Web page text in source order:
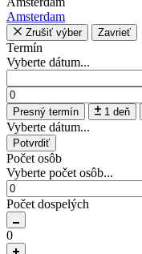
Amsterdam
Zrušiť výber Zavrieť
Termín
Vyberte dátum...
Presný termín 1 deň
Vyberte dátum...
Potvrdiť
Počet osôb
Vyberte počet osôb...
Počet dospelých
0